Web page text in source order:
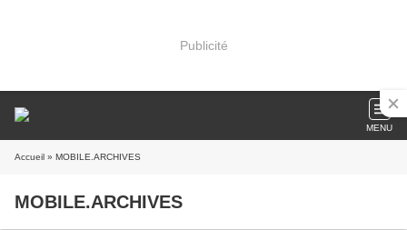
Publicité
MENU
Accueil » MOBILE.ARCHIVES
MOBILE.ARCHIVES